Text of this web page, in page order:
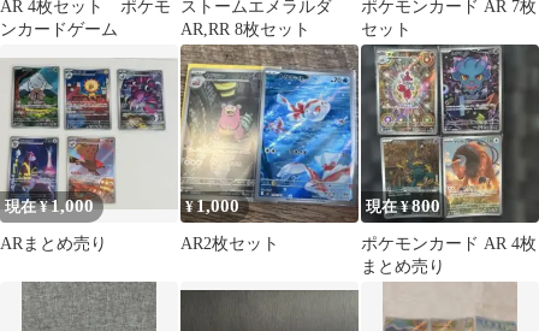
AR 4枚セット ポケモ
ンカードゲーム
ストームエメラルダ
AR,RR 8枚セット
ポケモンカード AR 7枚
セット
現在 ¥1,000
ARまとめ売り
¥1,000
AR2枚セット
現在 ¥800
ポケモンカード AR 4枚
まとめ売り